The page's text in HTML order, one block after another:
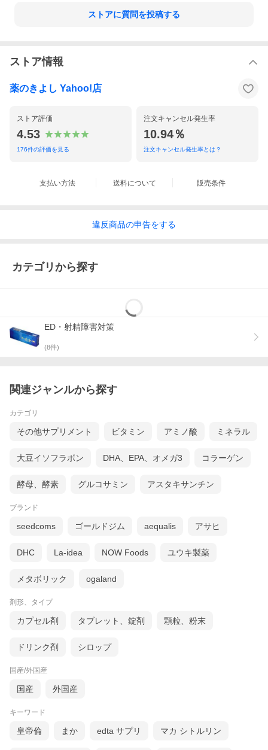
ストアに質問を投稿する
ストア情報
薬のきよし Yahoo!店
ストア評価
4.53
176件の評価を見る
注文キャンセル発生率
10.94％
注文キャンセル発生率とは？
支払い方法 送料について 販売条件
違反商品の申告をする
カテゴリから探す
ED・射精障害対策
(8件)
関連ジャンルから探す
カテゴリ
その他サプリメント ビタミン アミノ酸 ミネラル
大豆イソフラボン DHA、EPA、オメガ3 コラーゲン
酵母、酵素 グルコサミン アスタキサンチン
ブランド
seedcoms ゴールドジム aequalis アサヒ
DHC La-idea NOW Foods ユウキ製薬
メタボリック ogaland
剤形、タイプ
カプセル剤 タブレット、錠剤 顆粒、粉末
ドリンク剤 シロップ
国産/外国産
国産 外国産
キーワード
皇帝倫 まか edta サプリ マカ シトルリン